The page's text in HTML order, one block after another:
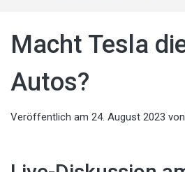
Macht Tesla
Autos?
Veröffentlich am 24. August 2023 von